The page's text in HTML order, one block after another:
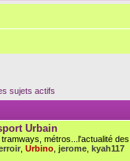
sujets actifs
Urbain
métros...l'actualité
Urbino jerome kyah117